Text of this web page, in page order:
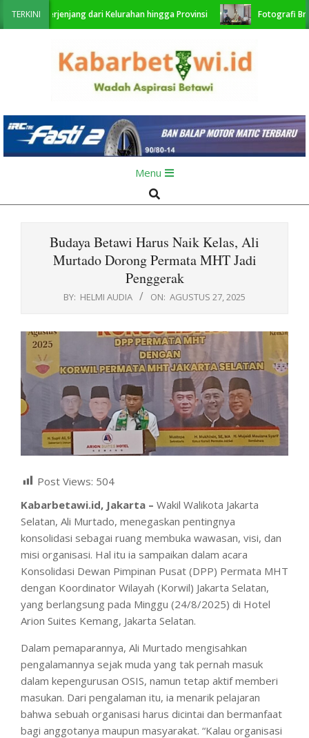
Skip
to
TERKINI
Berjenjang dari Kelurahan hingga Provinsi Fotografi Branding
KabarBetawi.id
Menu
Menu
Search
Budaya Betawi Harus Naik Kelas, Ali
Murtado Dorong Permata MHT Jadi
Penggerak
BY: HELMI AUDIA ON: AGUSTUS 27, 2025
Post Views: 504
Kabarbetawi.id, Jakarta – Wakil Walikota Jakarta
Selatan, Ali Murtado, menegaskan pentingnya
konsolidasi sebagai ruang membuka wawasan, visi, dan
misi organisasi. Hal itu ia sampaikan dalam acara
Konsolidasi Dewan Pimpinan Pusat (DPP) Permata MHT
dengan Koordinator Wilayah (Korwil) Jakarta Selatan,
yang berlangsung pada Minggu (24/8/2025) di Hotel
Arion Suites Kemang, Jakarta Selatan.
Dalam pemaparannya, Ali Murtado mengisahkan
pengalamannya sejak muda yang tak pernah masuk
dalam kepengurusan OSIS, namun tetap aktif memberi
masukan. Dari pengalaman itu, ia menarik pelajaran
bahwa sebuah organisasi harus dicintai dan bermanfaat
bagi anggotanya maupun masyarakat. “Kalau organisasi